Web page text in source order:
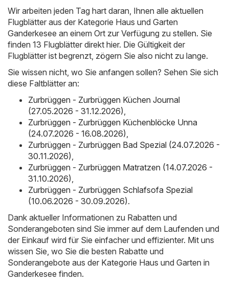
Wir arbeiten jeden Tag hart daran, Ihnen alle aktuellen
Flugblätter aus der Kategorie Haus und Garten
Ganderkesee an einem Ort zur Verfügung zu stellen. Sie
finden 13 Flugblätter direkt hier. Die Gültigkeit der
Flugblätter ist begrenzt, zögern Sie also nicht zu lange.
Sie wissen nicht, wo Sie anfangen sollen? Sehen Sie sich
diese Faltblätter an:
Zurbrüggen - Zurbrüggen Küchen Journal
(27.05.2026 - 31.12.2026)
Zurbrüggen - Zurbrüggen Küchenblöcke Unna
(24.07.2026 - 16.08.2026)
Zurbrüggen - Zurbrüggen Bad Spezial (24.07.2026 -
30.11.2026)
Zurbrüggen - Zurbrüggen Matratzen (14.07.2026 -
31.10.2026)
Zurbrüggen - Zurbrüggen Schlafsofa Spezial
(10.06.2026 - 30.09.2026).
Dank aktueller Informationen zu Rabatten und
Sonderangeboten sind Sie immer auf dem Laufenden und
der Einkauf wird für Sie einfacher und effizienter. Mit uns
wissen Sie, wo Sie die besten Rabatte und
Sonderangebote aus der Kategorie Haus und Garten in
Ganderkesee finden.